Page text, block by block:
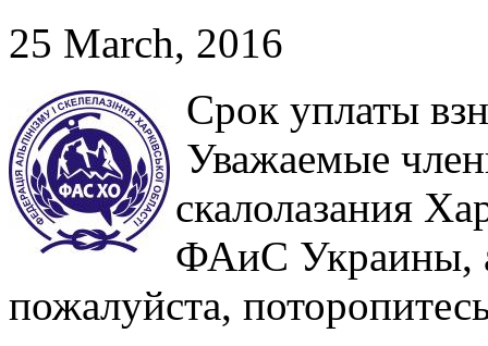
25 March, 2016
Срок уплаты
Уважаемые
скалолазания
ФАиС Украины,
пожалуйста,